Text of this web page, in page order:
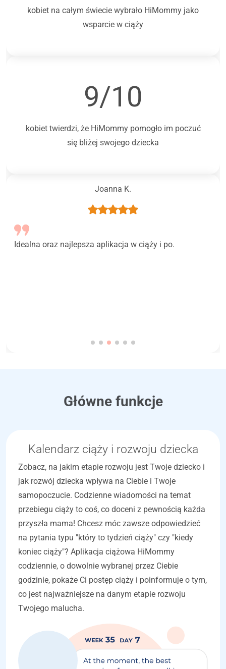
kobiet na całym świecie wybrało HiMommy jako
wsparcie w ciąży
9/10
kobiet twierdzi, że HiMommy pomogło im poczuć
się bliżej swojego dziecka
Joanna K.
Idealna oraz najlepsza aplikacja w ciąży i po.
Główne funkcje
Kalendarz ciąży i rozwoju dziecka
Zobacz, na jakim etapie rozwoju jest Twoje dziecko i
jak rozwój dziecka wpływa na Ciebie i Twoje
samopoczucie. Codzienne wiadomości na temat
przebiegu ciąży to coś, co doceni z pewnością każda
przyszła mama! Chcesz móc zawsze odpowiedzieć
na pytania typu "który to tydzień ciąży" czy "kiedy
koniec ciąży"? Aplikacja ciążowa HiMommy
codziennie, o dowolnie wybranej przez Ciebie
godzinie, pokaże Ci postęp ciąży i poinformuje o tym,
co jest najważniejsze na danym etapie rozwoju
Twojego malucha.